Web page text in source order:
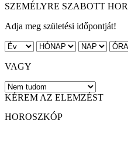
SZEMÉLYRE SZABOTT
Adja meg születési időpontját!
VAGY
KÉREM AZ ELEMZÉST
HOROSZKÓP